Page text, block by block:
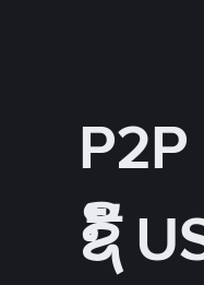
ຊື້